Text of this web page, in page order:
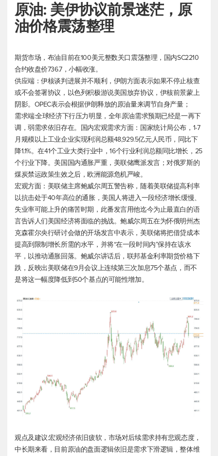
原油: 美伊协议前景迷茫，原
油价格震荡整理
期货市场，布油目前在100美元整数关口震荡整理，国内SC2210
合约收盘价736.7，小幅收涨。
供应端：伊核谈判进展并不顺利，伊朗方面表示如果不停止核查
或不会签署协议，以色列积极游说美国放弃协议，伊核前景蒙上
阴影。OPEC表示会根据伊朗释放的原油量来调节自身产量；
需求端:全球经济下行压力明显，全年原油需求预期已经是一再下
调，弱需求依旧存在。国内宏观需求方面：国家统计局公布，1-7
月规模以上工业企业实现利润总额48,929.5亿元人民币，同比下
降1.1%。在41个工业大类行业中，16个行业利润总额同比增长，25
个行业下降。美国国内通胀严重，美联储鹰派发言；对俄罗斯的
煤炭禁运政策生效之后，欧洲能源危机严峻。
宏观方面：美联储主席鲍威尔周五警告称，随着美联储提高利率
以抗击处于40年高位的通胀，美国人将进入一段经济增长缓慢、
失业率可能上升的痛苦时期，此番发言用他迄今为止最直白的语
言告诉人们美国经济将面临的挑战。鲍威尔周五在为怀俄明州杰
克森霍尔央行研讨会做的开场发言中表示，美联储将把借贷成本
提高到限制增长所需的水平，并将“在一段时间内”保持在该水
平，以推动通胀回落。鲍威尔讲话后，联邦基金利率期货价格下
跌，反映出美联储在9月会议上连续第三次加息75个基点，而不
是将这一幅度降低到50个基点的可能性增加。
观点及建议:宏观经济依旧疲软，市场对后续需求持有悲观态度，
中长期来看，目前原油的盘面逻辑依旧是需求下滑逻辑，整体维